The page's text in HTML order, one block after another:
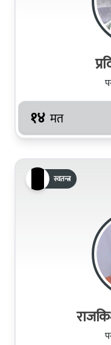
१४ मत
स्वतन्त्र